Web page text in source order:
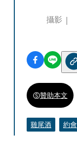
攝影
贊助本文
雞尾酒 約會